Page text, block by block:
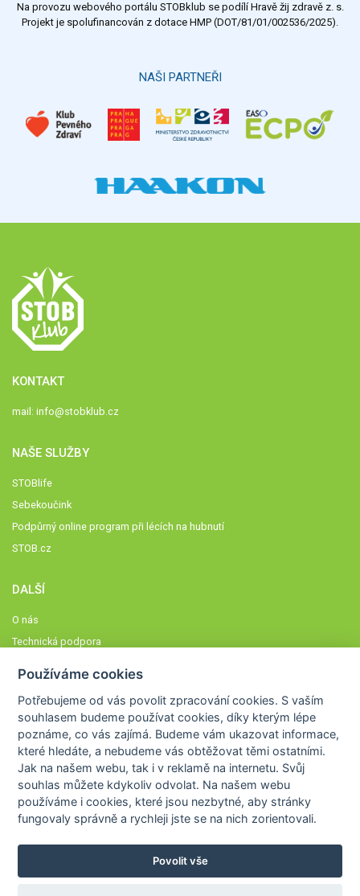
Na provozu webového portálu STOBklub se podílí Hravě žij zdravě z. s.
Projekt je spolufinancován z dotace HMP (DOT/81/01/002536/2025).
NAŠI PARTNEŘI
KONTAKT
mail: info@stobklub.cz
NAŠE SLUŽBY
STOBlife
Sebekoučink
Podpůrný online program při lécích na hubnutí
STOB.cz
DALŠÍ
O nás
Technická podpora
Členové STOBklubu
Zásady nakládání s osobními údaji
Otestujte se
Spočítejte si
Výzva 52
Používáme cookies
Potřebujeme od vás povolit zpracování cookies. S vaším
souhlasem budeme používat cookies, díky kterým lépe
poznáme,co vás zajímá. Budeme vám ukazovat informace,
které hledáte, a nebudeme vás obtěžovat těmi ostatními.
Jak na našem webu, tak i v reklamě na internetu. Svůj
souhlas můžete kdykoliv odvolat. Na našem webu
používáme i cookies, které jsou nezbytné, aby stránky
fungovaly správně a rychleji jste se na nich zorientovali.
Povolit vše